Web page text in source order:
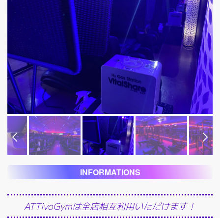
INFORMATIONS
ATTivoGymは全店相互利用いただけます！